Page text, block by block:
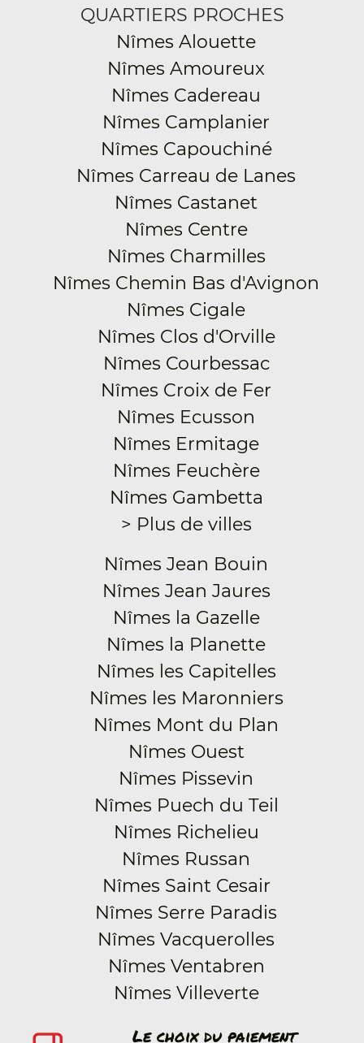
QUARTIERS PROCHES
Nîmes Alouette
Nîmes Amoureux
Nîmes Cadereau
Nîmes Camplanier
Nîmes Capouchiné
Nîmes Carreau de Lanes
Nîmes Castanet
Nîmes Centre
Nîmes Charmilles
Nîmes Chemin Bas d'Avignon
Nîmes Cigale
Nîmes Clos d'Orville
Nîmes Courbessac
Nîmes Croix de Fer
Nîmes Ecusson
Nîmes Ermitage
Nîmes Feuchère
Nîmes Gambetta
> Plus de villes
Nîmes Jean Bouin
Nîmes Jean Jaures
Nîmes la Gazelle
Nîmes la Planette
Nîmes les Capitelles
Nîmes les Maronniers
Nîmes Mont du Plan
Nîmes Ouest
Nîmes Pissevin
Nîmes Puech du Teil
Nîmes Richelieu
Nîmes Russan
Nîmes Saint Cesair
Nîmes Serre Paradis
Nîmes Vacquerolles
Nîmes Ventabren
Nîmes Villeverte
Le choix du paiement